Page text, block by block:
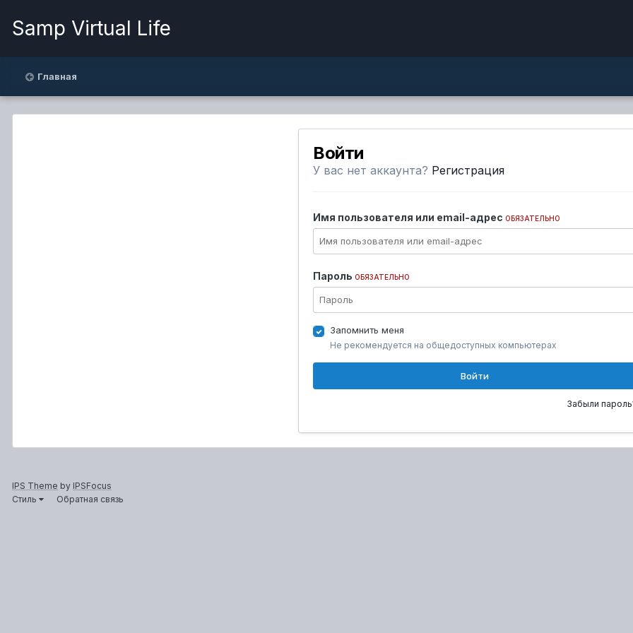
Samp Virtual Life
Главная
Войти
У вас нет аккаунта? Регистрация
Имя пользователя или email-адрес ОБЯЗАТЕЛЬНО
Пароль ОБЯЗАТЕЛЬНО
Запомнить меня
Не рекомендуется на общедоступных компьютерах
Войти
Забыли
IPS Theme by IPSFocus
Стиль
Обратная связь